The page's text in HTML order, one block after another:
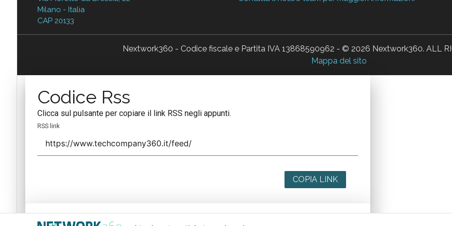
Milano - Italia
CAP 20133
Nextwork360 - Codice fiscale e Partita IVA 13868590962 - © 2026 Nextwork360. ALL
Mappa del sito
Codice Rss
Clicca sul pulsante per copiare il link RSS negli appunti.
RSS link
COPIA LINK